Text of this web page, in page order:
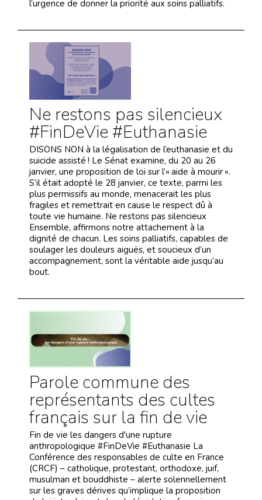
l’urgence de donner la priorité aux soins palliatifs.
Ne restons pas silencieux
#FinDeVie #Euthanasie
DISONS NON à la légalisation de l’euthanasie et du
suicide assisté ! Le Sénat examine, du 20 au 26
janvier, une proposition de loi sur l’« aide à mourir ».
S’il était adopté le 28 janvier, ce texte, parmi les
plus permissifs au monde, menacerait les plus
fragiles et remettrait en cause le respect dû à
toute vie humaine. Ne restons pas silencieux
Ensemble, affirmons notre attachement à la
dignité de chacun. Les soins palliatifs, capables de
soulager les douleurs aiguës, et soucieux d’un
accompagnement, sont la véritable aide jusqu’au
bout.
Parole commune des
représentants des cultes
français sur la fin de vie
Fin de vie les dangers d'une rupture
anthropologique #FinDeVie #Euthanasie La
Conférence des responsables de culte en France
(CRCF) – catholique, protestant, orthodoxe, juif,
musulman et bouddhiste – alerte solennellement
sur les graves dérives qu’implique la proposition